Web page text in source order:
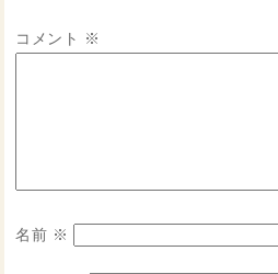
コメント ※
名前 ※